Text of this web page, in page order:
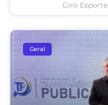
Giro Esporte
Geral